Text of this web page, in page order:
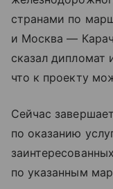
странами по
и Москва —
сказал дипломат
что к проекту
Сейчас
по оказанию
по указанным